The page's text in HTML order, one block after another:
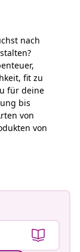
nach
fit zu
für deine
bis
von
von